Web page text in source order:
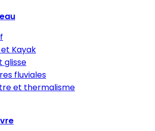
Kayak
glisse
fluviales
et thermalisme